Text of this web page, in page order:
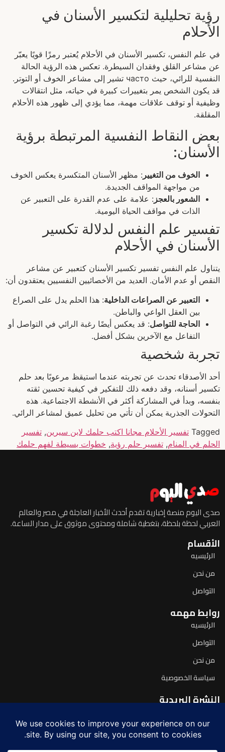
رؤية تحليلية لتكسير الأسنان في
الأحلام
في علم النفس، تكسير الأسنان في الأحلام يُعتبر رمزًا قويًا يعبّر
عن مشاعر القلق وفقدان السيطرة. تعكس هذه الرؤية الحالة
النفسية للرائي، حيث часто تشير إلى مشاعر الخوف أو التوتر.
قد يكون الشخص يمر بتغييرات كبيرة في حياته، مثل انتقالات
وظيفية أو توقف علاقات مهمة، مما يؤدي إلى ظهور هذه الأحلام
المقلقة.
بعض النقاط النفسية المرتبطة برؤية
الأسنان:
الخوف من التغيير : مظهر الأسنان المتكسرة يعكس الخوف
من مواجهة المواقف الجديدة.
الشعور بالعجز : علامة على عدم القدرة على التعبير عن
الذات في مواقف الحياة اليومية.
تفسير علم النفس لدلالة تكسير
الأسنان في الأحلام
يتناول علم النفس تفسير تكسير الأسنان كتعبير عن مشاعر
النقص أو عدم الأمان. العديد من الأخصائيين النفسيين يعتقدون أن:
التعبير عن الصراعات الداخلية: هذا الحلم يدل على الصراع
بين العقل الواعي والباطن.
الحاجة للتواصل: قد يعكس أيضًا رغبة الرائي في التواصل أو
التفاعل مع الآخرين بشكل أفضل.
تجربة شخصية
أحد الأصدقاء تحدث عن تجربته عندما استيقظ مرعوبًا بعد حلم
تكسير أسنانه، وقد دفعه ذلك للتفكير في كيفية تحسين ثقته
بنفسه، وبدأ في المشاركة أكثر في الأنشطة الاجتماعية. هذه
التحولات الجذرية يمكن أن تأتي من تحليل عميق لمشاعر الرائي.
Tagged تفسير الأحلام مجانا اكتب حلمك لابن سيرين, تفسير
الحلم في المنام, تفسير حلم رؤية, خطوات بسيطة لفهم حلمك
صدى اليوم منصة إخبارية تقدم أحدث الأخبار العاجلة في مصر والعالم
العربي لحظة بلحظة، بتغطية شاملة ومحتوى موثوق على مدار الساعة.
الأقسام
الرئيسيه
من نحن
التواصل
روابط مهمه
الرئيسيه
التواصل
من نحن
سياسة الخصوصية
النشرة البريدية